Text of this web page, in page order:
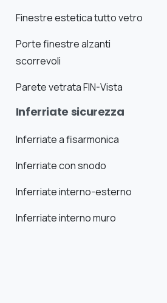
Finestre estetica tutto vetro
Porte finestre alzanti
scorrevoli
Parete vetrata FIN-Vista
Inferriate sicurezza
Inferriate a fisarmonica
Inferriate con snodo
Inferriate interno-esterno
Inferriate interno muro